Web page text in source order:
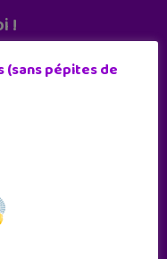
!
(sans pépites de